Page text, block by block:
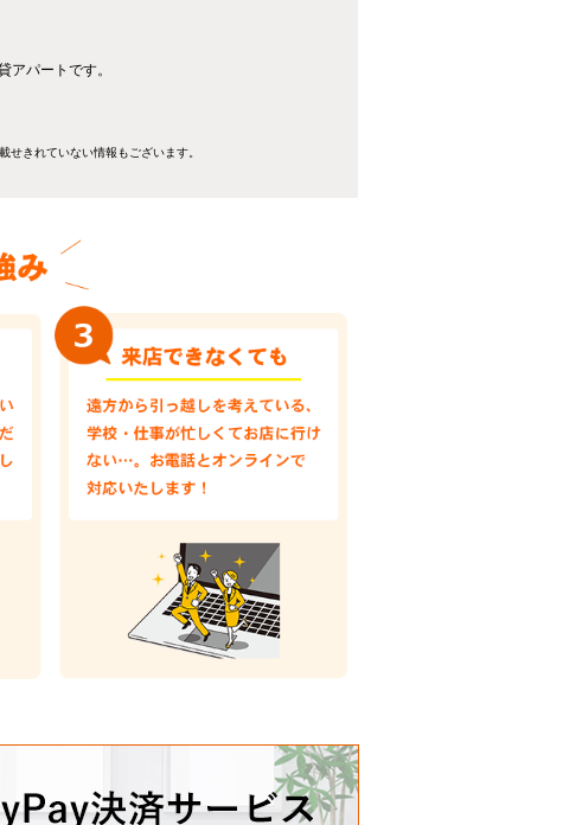
アパートです。
きれていない情報もございます。